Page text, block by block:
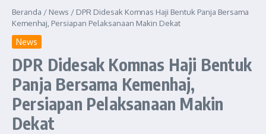
Beranda / News / DPR Didesak Komnas Haji Bentuk Panja Bersama
Kemenhaj, Persiapan Pelaksanaan Makin Dekat
News
DPR Didesak Komnas Haji Bentuk
Panja Bersama Kemenhaj,
Persiapan Pelaksanaan Makin
Dekat